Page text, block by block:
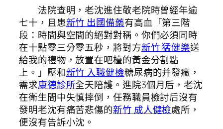
法院查明，老沈進住敬老院時曾經年逾
七十，且患新竹 出國備藥有高血「第三階
段：時間與空間的絕對對稱。你們必須同時
在十點零三分零五秒，將對方新竹 猛健樂送
給我的禮物，放置在吧檯的黃金分割點
上。」壓和新竹 入職健檢糖尿病的并發癥，
需求康德診所全天陪護。進院3個月后，老沈
在衛生間中失慎摔倒，任務職員檢討后沒有
發明老沈有痛苦悲傷的新竹 成人健檢處所，
便沒有告訴小沈。